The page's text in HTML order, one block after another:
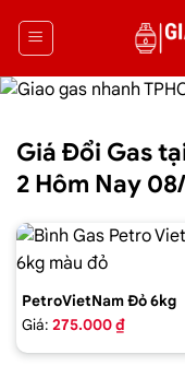
Giá Đổi Gas
2 Hôm Nay
PetroVietNam Đỏ 6kg
Giá: 275.000 ₫